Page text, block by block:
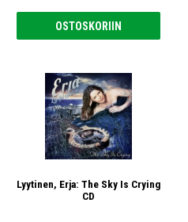
OSTOSKORIIN
Lyytinen, Erja: The Sky Is Crying
CD